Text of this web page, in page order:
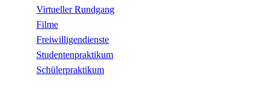
Virtueller Rundgang
Filme
Freiwilligendienste
Studentenpraktikum
Schülerpraktikum